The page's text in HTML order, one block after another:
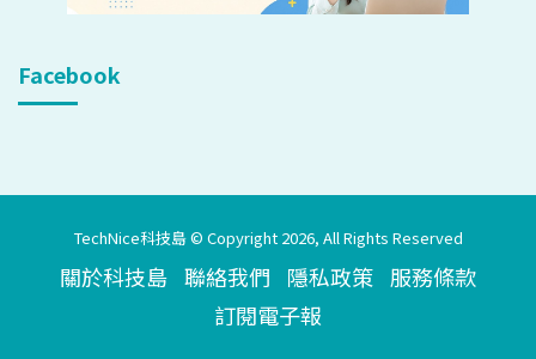
Facebook
TechNice科技島 © Copyright 2026, All Rights Reserved
關於科技島 聯絡我們 隱私政策 服務條款
訂閱電子報